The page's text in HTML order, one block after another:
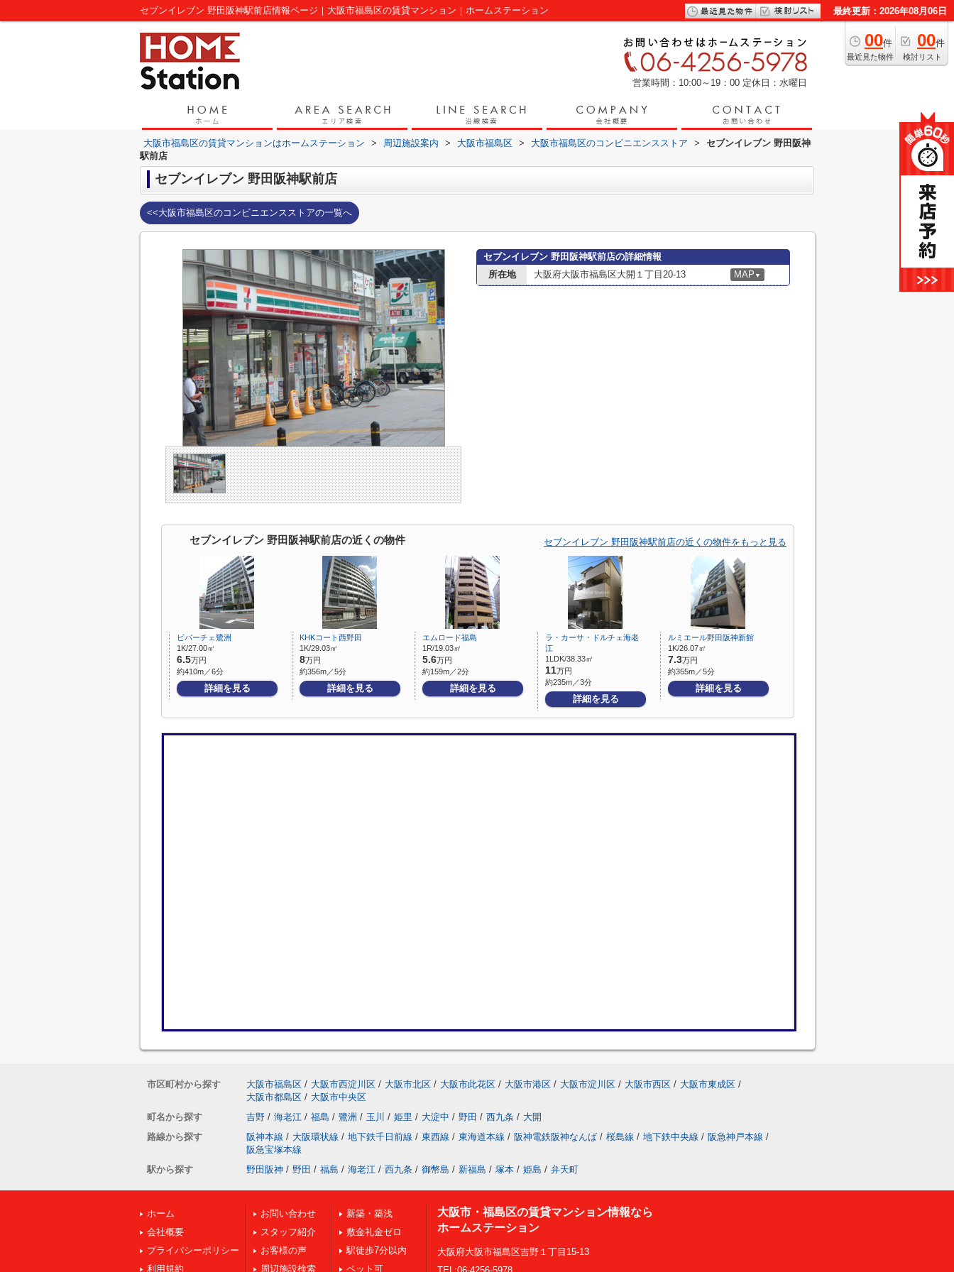
セブンイレブン 野田阪神駅前店情報ページ｜大阪市福島区の賃貸マンション｜ホームステーション 最終更新：2026年08月06日
00件
最近見た物件
00件
検討リスト
営業時間：10:00～19：00 定休日：水曜日
大阪市福島区の賃貸マンションはホームステーション > 周辺施設案内 > 大阪市福島区 > 大阪市福島区のコンビニエンスストア >
セブンイレブン 野田阪神
駅前店
セブンイレブン 野田阪神駅前店
<<大阪市福島区のコンビニエンスストアの一覧へ
セブンイレブン 野田阪神駅前店の詳細情報
所在地
大阪府大阪市福島区大開１丁目20-13 MAP ▼
セブンイレブン 野田阪神駅前店の近くの物件 セブンイレブン 野田阪神駅前店の近くの物件をもっと見る
ビバーチェ鷺洲
1K/27.00㎡
6.5万円
約410m／6分
詳細を見る
KHKコート西野田
1K/29.03㎡
8万円
約356m／5分
詳細を見る
エムロード福島
1R/19.03㎡
5.6万円
約159m／2分
詳細を見る
ラ・カーサ・ドルチェ海老
江
1LDK/38.33㎡
11万円
約235m／3分
詳細を見る
ルミエール野田阪神新館
1K/26.07㎡
7.3万円
約355m／5分
詳細を見る
市区町村から探す 大阪市福島区 / 大阪市西淀川区 / 大阪市北区 / 大阪市此花区 / 大阪市港区 / 大阪市淀川区 / 大阪市西区 / 大阪市東成区 /
大阪市都島区 / 大阪市中央区
町名から探す
吉野 / 海老江 / 福島 / 鷺洲 / 玉川 / 姫里 / 大淀中 / 野田 / 西九条 / 大開
路線から探す
阪神本線 / 大阪環状線 / 地下鉄千日前線 / 東西線 / 東海道本線 / 阪神電鉄阪神なんば / 桜島線 / 地下鉄中央線 / 阪急神戸本線 /
阪急宝塚本線
駅から探す
野田阪神 / 野田 / 福島 / 海老江 / 西九条 / 御幣島 / 新福島 / 塚本 / 姫島 / 弁天町
ホーム
会社概要
プライバシーポリシー
利用規約
お問い合わせ
スタッフ紹介
お客様の声
周辺施設検索
新築・築浅
敷金礼金ゼロ
駅徒歩7分以内
ペット可
大阪市・福島区の賃貸マンション情報なら
ホームステーション
大阪府大阪市福島区吉野１丁目15-13